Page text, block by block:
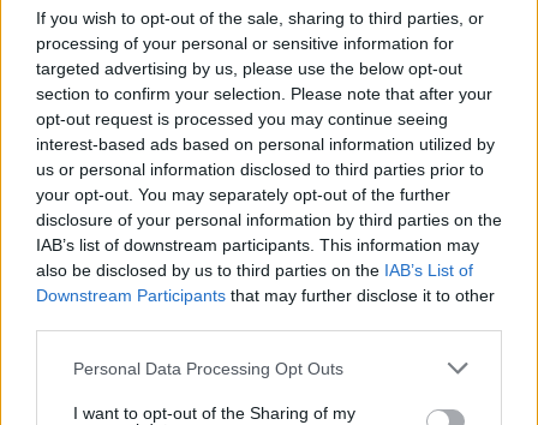
If you wish to opt-out of the sale, sharing to third parties, or
processing of your personal or sensitive information for
targeted advertising by us, please use the below opt-out
section to confirm your selection. Please note that after your
opt-out request is processed you may continue seeing
interest-based ads based on personal information utilized by
us or personal information disclosed to third parties prior to
your opt-out. You may separately opt-out of the further
disclosure of your personal information by third parties on the
IAB’s list of downstream participants. This information may
also be disclosed by us to third parties on the IAB’s List of
Downstream Participants that may further disclose it to other
Please note that this website/app uses one or more Google
not limited to your visit or usage behaviour. You may click to
Personal Data Processing Opt Outs
I want to opt-out of the Sharing of my
alanyi és tárgyi jogon, bármikor beülhetek a Zalán-
átirat próbáit nézni, és konzultálhatok a rendező
úrral. Azt gondolom azonban, és ez már évek súlyos
tapasztalata, attól kezdve, hogy a darabot leadtam,
nekem nem beleszólnom kell, hanem belesegítenem
a munkába. Kezdő dráma- és hangjátékíró
koromban minden szóért, mondatért közelharcot
vívtam színésszel, rendezővel, dramaturggal.
Évtizednyinél több színházi gyakorlat után tudom,
hogy alkotótársként kell kezelni a színészt és a
rendezőt és a díszletezőt és a világítót és a
hangosítót és a súgót és a jegyszedőt és a...
elakadtam, mert annyi mindenkit még... a díszlet- és
jelmeztervező kimaradt a szabászokkal együtt, de
fölemlíthetném a zeneszerzőt, és ha lesznek, a
zenészeket... Azt akartam ezzel dadogni itt, hogy